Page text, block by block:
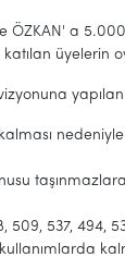
ÖZKAN' a
üyelerin
537, 494,